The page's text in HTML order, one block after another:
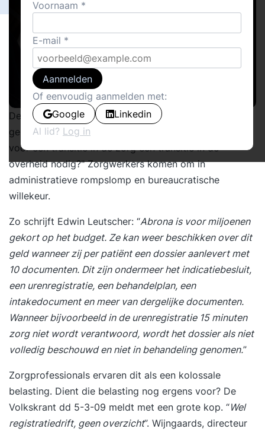
De haren rijzen je te berge. Heeft u de reacties
gelezen bij de columns “
voor een transitie in de zorg een transitie in de
overheidnodig?" Zorgwerkers komen om in
administratieve rompslomp en bureaucratische
willekeur.
Zo schrijft Edwin Leutscher: “Abrona is voor miljoenen
gekort op het budget. Ze kan weer beschikken over dit
geld wanneer zij per patiënt een dossier aanlevert met
10 documenten. Dit zijn ondermeer het indicatiebesluit,
een urenregistratie, een behandelplan, een
intakedocument en meer van dergelijke documenten.
Wanneer bijvoorbeeld in de urenregistratie 15 minuten
zorg niet wordt verantwoord, wordt het dossier als niet
volledig beschouwd en niet in behandeling genomen.”
Zorgprofessionals ervaren dit als een kolossale
belasting. Dient die belasting nog ergens voor? De
Volkskrant dd 5-3-09 meldt met een grote kop. “Wel
registratiedrift, geen overzicht”. Wijngaards, directeur
Voornaam
E-mail
Aanmelden
Of eenvoudig aanmelden met:
Google
Linkedin
Al lid? Log in